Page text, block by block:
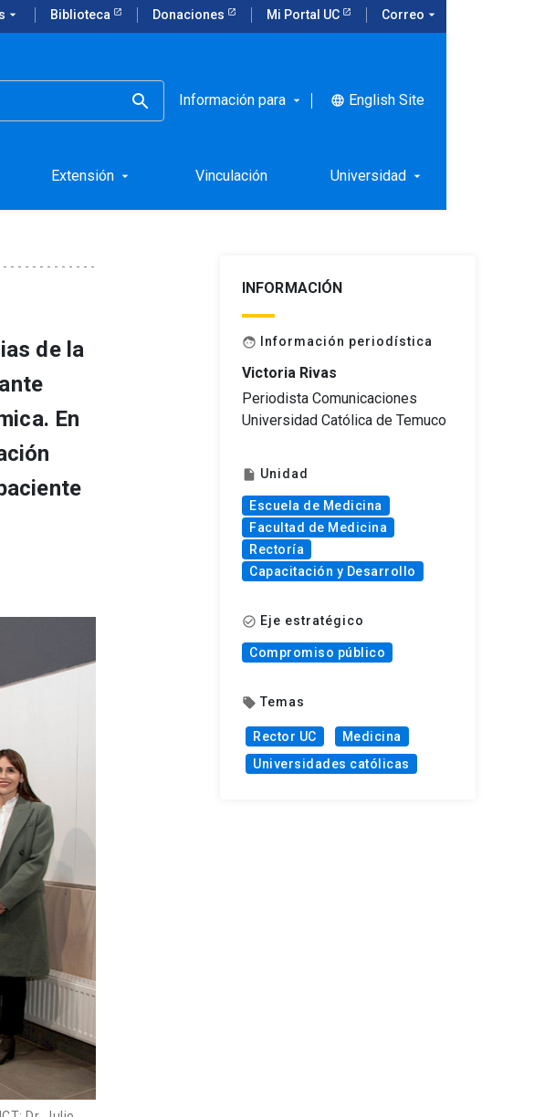
arrow_drop_down Biblioteca Donaciones Mi Portal UC Correo arrow_drop_down
Información para arrow_drop_down language English Site
Extensión arrow_drop_down Vinculación Universidad arrow_drop_down
en la
de la
En
INFORMACIÓN
face Información periodística
Victoria Rivas
Periodista Comunicaciones
Universidad Católica de Temuco
insert_drive_file Unidad
Escuela de Medicina
Facultad de Medicina
Rectoría
Capacitación y Desarrollo
check_circle_outline Eje estratégico
Compromiso público
local_offer Temas
Rector UC
Medicina
Universidades católicas